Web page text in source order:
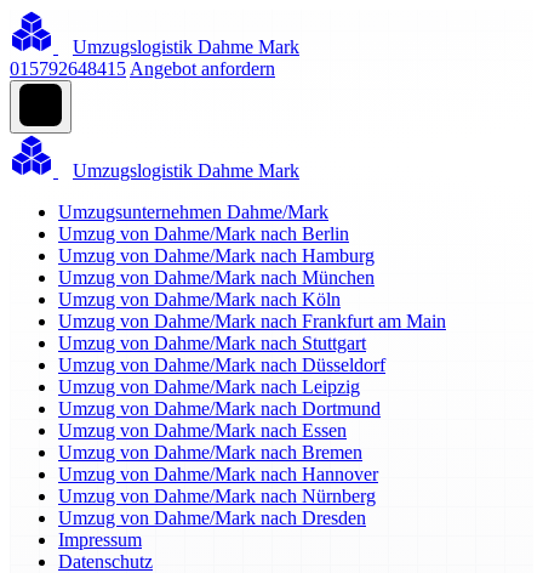
Umzugslogistik Dahme Mark
015792648415 Angebot anfordern
Umzugslogistik Dahme Mark
Umzugsunternehmen Dahme/Mark
Umzug von Dahme/Mark nach Berlin
Umzug von Dahme/Mark nach Hamburg
Umzug von Dahme/Mark nach München
Umzug von Dahme/Mark nach Köln
Umzug von Dahme/Mark nach Frankfurt am Main
Umzug von Dahme/Mark nach Stuttgart
Umzug von Dahme/Mark nach Düsseldorf
Umzug von Dahme/Mark nach Leipzig
Umzug von Dahme/Mark nach Dortmund
Umzug von Dahme/Mark nach Essen
Umzug von Dahme/Mark nach Bremen
Umzug von Dahme/Mark nach Hannover
Umzug von Dahme/Mark nach Nürnberg
Umzug von Dahme/Mark nach Dresden
Impressum
Datenschutz